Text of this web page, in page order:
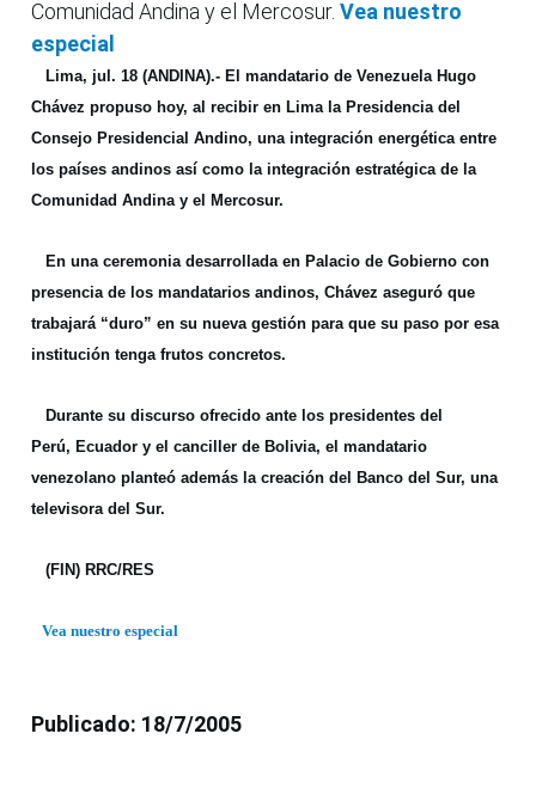
Comunidad Andina y el Mercosur. Vea nuestro
especial
Lima, jul. 18 (ANDINA).- El mandatario de Venezuela Hugo
Chávez propuso hoy, al recibir en Lima la Presidencia del
Consejo Presidencial Andino, una integración energética entre
los países andinos así como la integración estratégica de la
Comunidad Andina y el Mercosur.
En una ceremonia desarrollada en Palacio de Gobierno con
presencia de los mandatarios andinos, Chávez aseguró que
trabajará “duro” en su nueva gestión para que su paso por esa
institución tenga frutos concretos.
Durante su discurso ofrecido ante los presidentes del
Perú, Ecuador y el canciller de Bolivia, el mandatario
venezolano planteó además la creación del Banco del Sur, una
televisora del Sur.
(FIN) RRC/RES
Vea nuestro especial
Publicado: 18/7/2005